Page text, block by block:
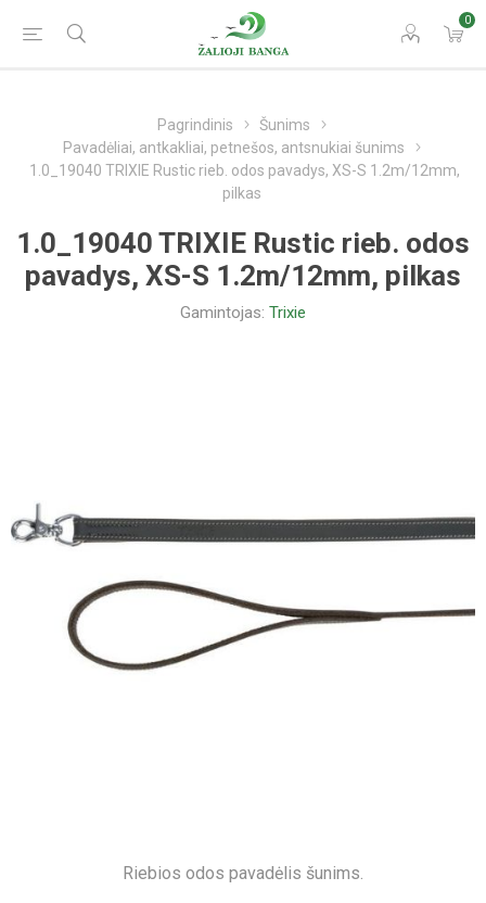
0
Pagrindinis
Šunims
Pavadėliai, antkakliai, petnešos, antsnukiai šunims
1.0_19040 TRIXIE Rustic rieb. odos pavadys, XS-S 1.2m/12mm,
pilkas
1.0_19040 TRIXIE Rustic rieb. odos
pavadys, XS-S 1.2m/12mm, pilkas
Gamintojas: Trixie
Riebios odos pavadėlis šunims.